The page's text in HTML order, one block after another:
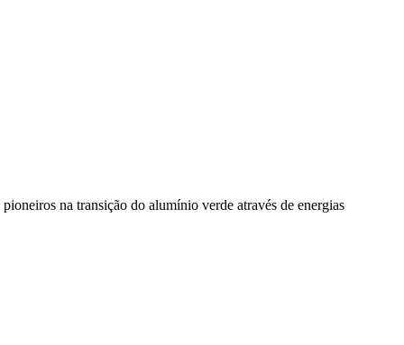
na transição do alumínio verde através de energias